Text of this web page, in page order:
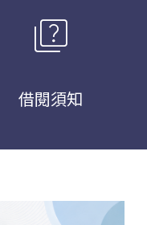
quiz
借閱須知